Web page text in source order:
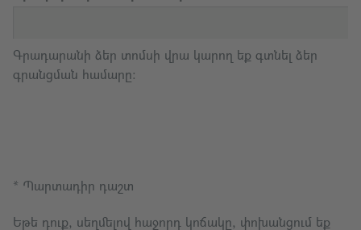
Գրադարանի ձեր տոմսի վրա կարող եք գտնել ձեր
գրանցման համարը։
* Պարտադիր դաշտ
Եթե դուք, սեղմելով հաջորդ կոճակը, փոխանցում եք